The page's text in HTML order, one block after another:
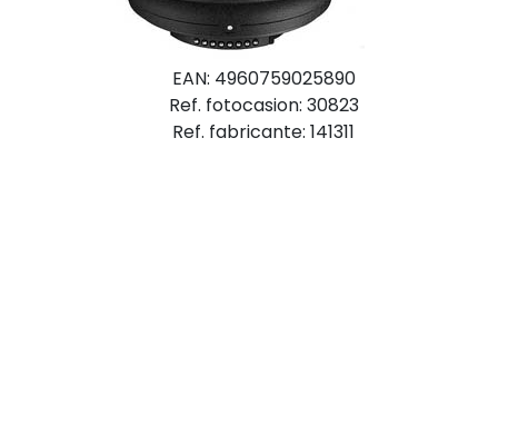
EAN: 4960759025890
Ref. fotocasion: 30823
Ref. fabricante: 141311